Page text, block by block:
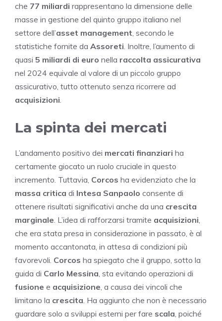
che 77 miliardi rappresentano la dimensione delle
masse in gestione del quinto gruppo italiano nel
settore dell’asset management , secondo le
statistiche fornite da Assoreti . Inoltre, l’aumento di
quasi 5 miliardi di euro nella raccolta assicurativa
nel 2024 equivale al valore di un piccolo gruppo
assicurativo, tutto ottenuto senza ricorrere ad
acquisizioni
La spinta dei mercati
L’andamento positivo dei mercati finanziari ha
certamente giocato un ruolo cruciale in questo
incremento. Tuttavia, Corcos ha evidenziato che la
massa critica di Intesa Sanpaolo consente di
ottenere risultati significativi anche da una crescita
marginale . L’idea di rafforzarsi tramite acquisizioni
che era stata presa in considerazione in passato, è al
momento accantonata, in attesa di condizioni più
favorevoli. Corcos ha spiegato che il gruppo, sotto la
guida di Carlo Messina , sta evitando operazioni di
fusione e acquisizione , a causa dei vincoli che
limitano la crescita . Ha aggiunto che non è necessario
guardare solo a sviluppi esterni per fare scala , poiché